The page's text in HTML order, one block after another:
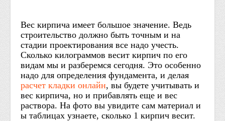
Вес кирпича имеет большое значение. Ведь
строительство должно быть точным и на
стадии проектирования все надо учесть.
Сколько килограммов весит кирпич по его
видам мы и разберемся сегодня. Это особенно
надо для определения фундамента, и делая
расчет кладки онлайн, вы будете учитывать и
вес кирпича, но и прибавлять еще и вес
раствора. На фото вы увидите сам материал и
ы таблицах узнаете, сколько 1 кирпич весит.